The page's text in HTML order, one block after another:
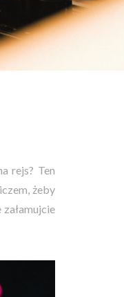
rejs? Ten
żeby
załamujcie